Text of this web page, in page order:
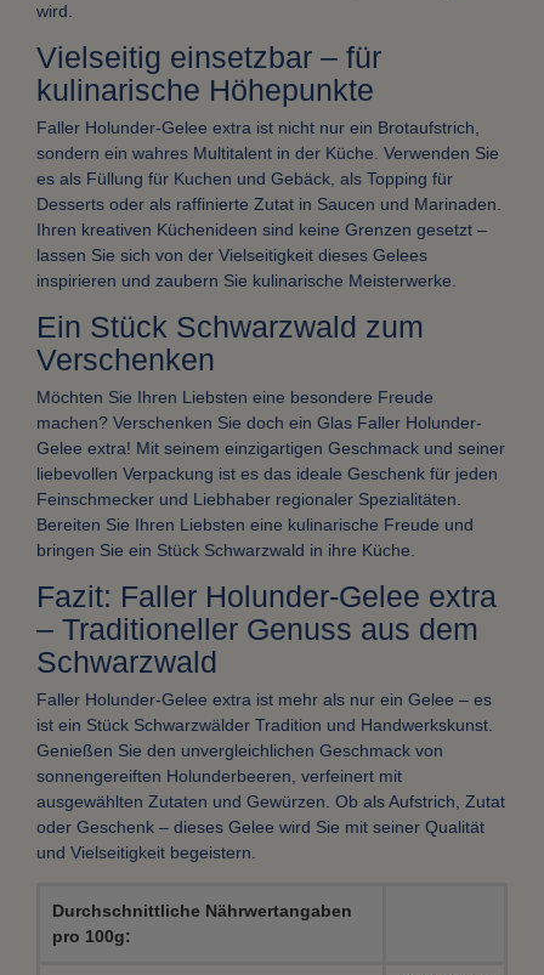
wird.
Vielseitig einsetzbar – für
kulinarische Höhepunkte
Faller Holunder-Gelee extra ist nicht nur ein Brotaufstrich,
sondern ein wahres Multitalent in der Küche. Verwenden Sie
es als Füllung für Kuchen und Gebäck, als Topping für
Desserts oder als raffinierte Zutat in Saucen und Marinaden.
Ihren kreativen Küchenideen sind keine Grenzen gesetzt –
lassen Sie sich von der Vielseitigkeit dieses Gelees
inspirieren und zaubern Sie kulinarische Meisterwerke.
Ein Stück Schwarzwald zum
Verschenken
Möchten Sie Ihren Liebsten eine besondere Freude
machen? Verschenken Sie doch ein Glas Faller Holunder-
Gelee extra! Mit seinem einzigartigen Geschmack und seiner
liebevollen Verpackung ist es das ideale Geschenk für jeden
Feinschmecker und Liebhaber regionaler Spezialitäten.
Bereiten Sie Ihren Liebsten eine kulinarische Freude und
bringen Sie ein Stück Schwarzwald in ihre Küche.
Fazit: Faller Holunder-Gelee extra
– Traditioneller Genuss aus dem
Schwarzwald
Faller Holunder-Gelee extra ist mehr als nur ein Gelee – es
ist ein Stück Schwarzwälder Tradition und Handwerkskunst.
Genießen Sie den unvergleichlichen Geschmack von
sonnengereiften Holunderbeeren, verfeinert mit
ausgewählten Zutaten und Gewürzen. Ob als Aufstrich, Zutat
oder Geschenk – dieses Gelee wird Sie mit seiner Qualität
und Vielseitigkeit begeistern.
Durchschnittliche Nährwertangaben
pro 100g: